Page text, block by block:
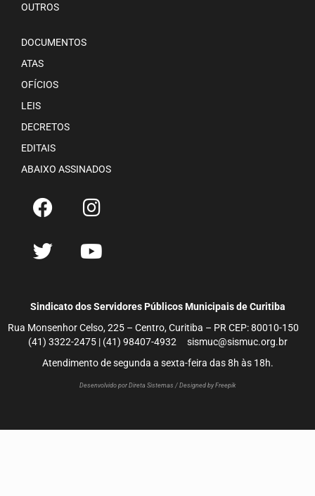
OUTROS
DOCUMENTOS
ATAS
OFÍCIOS
LEIS
DECRETOS
EDITAIS
ABAIXO ASSINADOS
Sindicato dos Servidores Públicos Municipais de Curitiba
Rua Monsenhor Celso, 225 – Centro, Curitiba – PR CEP: 80010-150
(41) 3322-2475 | (41) 98407-4932 sismuc@sismuc.org.br
Atendimento de segunda a sexta-feira das 8h às 18h.
Desenvolvido por Direta Sistemas / Designed by Freepik